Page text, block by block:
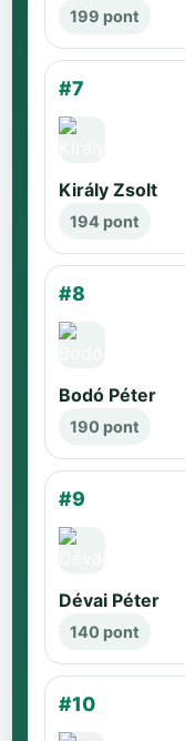
199 pont
#7
Király Zsolt
194 pont
#8
Bodó Péter
190 pont
#9
Dévai Péter
140 pont
#10